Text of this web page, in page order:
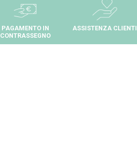
PAGAMENTO IN
CONTRASSEGNO
ASSISTENZA CLIENTI